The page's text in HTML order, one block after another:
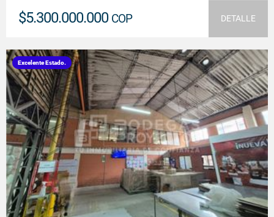
$5.300.000.000 COP DETALLE
Excelente Estado.
VER DETALLES